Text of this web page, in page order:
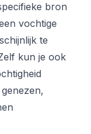
bron
vochtige
te
kun je ook